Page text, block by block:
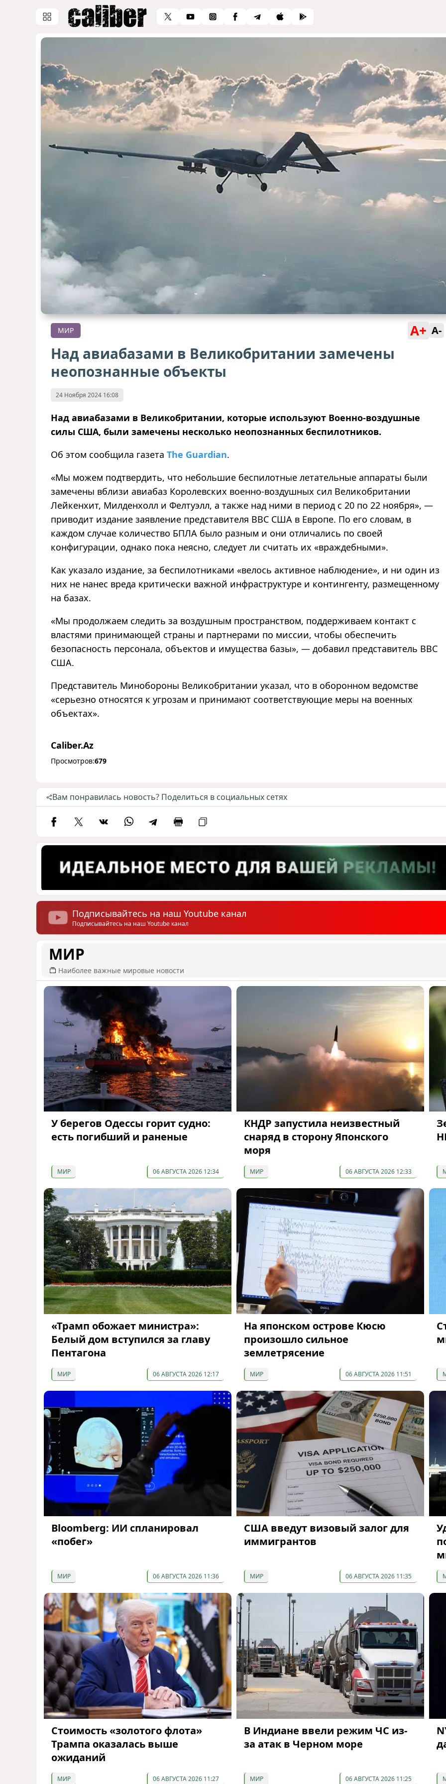
МИР A+ A-
Над авиабазами в Великобритании замечены
неопознанные объекты
24 Ноября 2024 16:08
Над авиабазами в Великобритании, которые используют Военно-воздушные
силы США, были замечены несколько неопознанных беспилотников.
Об этом сообщила газета The Guardian.
«Мы можем подтвердить, что небольшие беспилотные летательные аппараты были
замечены вблизи авиабаз Королевских военно-воздушных сил Великобритании
Лейкенхит, Милденхолл и Фелтуэлл, а также над ними в период с 20 по 22 ноября», —
приводит издание заявление представителя ВВС США в Европе. По его словам, в
каждом случае количество БПЛА было разным и они отличались по своей
конфигурации, однако пока неясно, следует ли считать их «враждебными».
Как указало издание, за беспилотниками «велось активное наблюдение», и ни один из
них не нанес вреда критически важной инфраструктуре и контингенту, размещенному
на базах.
«Мы продолжаем следить за воздушным пространством, поддерживаем контакт с
властями принимающей страны и партнерами по миссии, чтобы обеспечить
безопасность персонала, объектов и имущества базы», — добавил представитель ВВС
США.
Представитель Минобороны Великобритании указал, что в оборонном ведомстве
«серьезно относятся к угрозам и принимают соответствующие меры на военных
объектах».
Caliber.Az
Просмотров:679
Вам понравилась новость? Поделиться в социальных сетях
Подписывайтесь на наш Youtube канал
Подписывайтесь на наш Youtube канал
МИР
Наиболее важные мировые новости
У берегов Одессы горит судно:
есть погибший и раненые
МИР 06 АВГУСТА 2026 12:34
КНДР запустила неизвестный
снаряд в сторону Японского
моря
МИР 06 АВГУСТА 2026 12:33
«Трамп обожает министра»:
Белый дом вступился за главу
Пентагона
МИР 06 АВГУСТА 2026 12:17
На японском острове Кюсю
произошло сильное
землетрясение
МИР 06 АВГУСТА 2026 11:51
Bloomberg: ИИ спланировал
«побег»
МИР 06 АВГУСТА 2026 11:36
США введут визовый залог для
иммигрантов
МИР 06 АВГУСТА 2026 11:35
Стоимость «золотого флота»
Трампа оказалась выше
ожиданий
МИР 06 АВГУСТА 2026 11:27
В Индиане ввели режим ЧС из-
за атак в Черном море
МИР 06 АВГУСТА 2026 11:25